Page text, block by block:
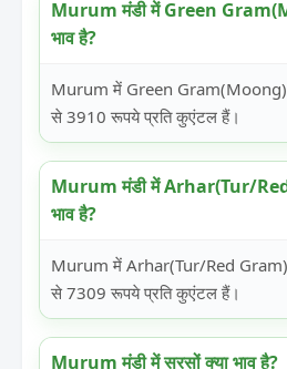
Murum मंडी में Green
भाव है?
Murum में Green
से 3910 रूपये प्रति कुएंटल हैं।
Murum मंडी में Arhar(Tur/
भाव है?
Murum में Arhar(Tur/Red
से 7309 रूपये प्रति कुएंटल हैं।
Murum मंडी में सरसों क्या भाव है?